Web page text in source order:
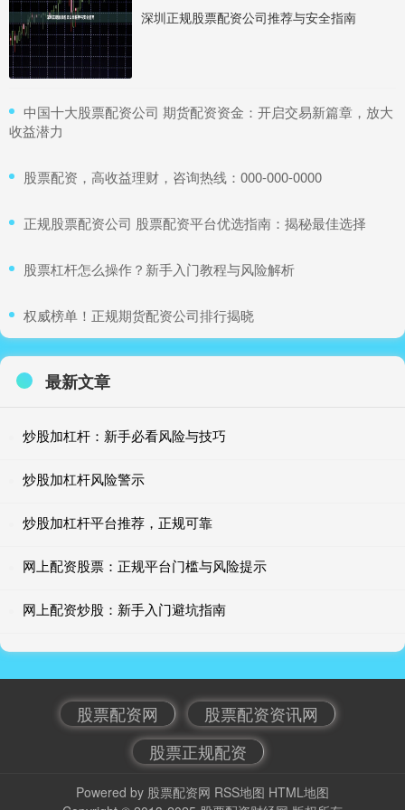
深圳正规股票配资公司推荐与安全指南
​中国十大股票配资公司 期货配资资金：开启交易新篇章，放大
收益潜力
​股票配资，高收益理财，咨询热线：000-000-0000
​正规股票配资公司 股票配资平台优选指南：揭秘最佳选择
​股票杠杆怎么操作？新手入门教程与风险解析
​权威榜单！正规期货配资公司排行揭晓
最新文章
炒股加杠杆：新手必看风险与技巧
炒股加杠杆风险警示
炒股加杠杆平台推荐，正规可靠
网上配资股票：正规平台门槛与风险提示
网上配资炒股：新手入门避坑指南
股票配资网
股票配资资讯网
股票正规配资
Powered by 股票配资网 RSS地图 HTML地图